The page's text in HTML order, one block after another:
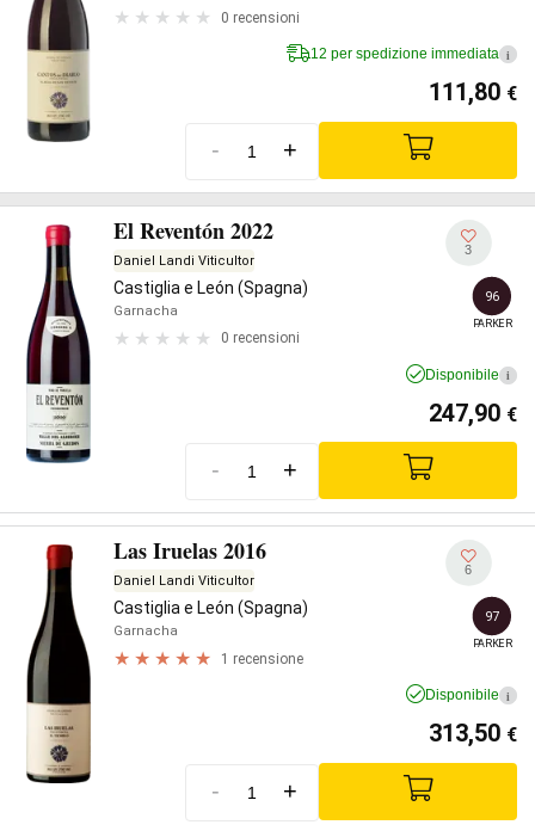
0 recensioni
12 per spedizione immediata i
111,80 €
- +
El Reventón 2022
Daniel Landi Viticultor
Castiglia e León (Spagna)
Garnacha
0 recensioni
3
96
PARKER
Disponibile i
247,90 €
- +
Las Iruelas 2016
Daniel Landi Viticultor
Castiglia e León (Spagna)
Garnacha
1 recensione
6
97
PARKER
Disponibile i
313,50 €
- +